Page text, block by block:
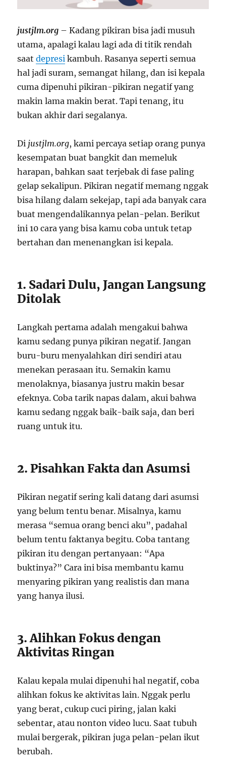
justjlm.org – Kadang pikiran bisa jadi musuh
utama, apalagi kalau lagi ada di titik rendah
saatdepresi kambuh. Rasanya seperti semua
hal jadi suram, semangat hilang, dan isi kepala
cuma dipenuhi pikiran-pikiran negatif yang
makin lama makin berat. Tapi tenang, itu
bukan akhir dari segalanya.
Di justjlm.org, kami percaya setiap orang punya
kesempatan buat bangkit dan memeluk
harapan, bahkan saat terjebak di fase paling
gelap sekalipun. Pikiran negatif memang nggak
bisa hilang dalam sekejap, tapi ada banyak cara
buat mengendalikannya pelan-pelan. Berikut
ini 10 cara yang bisa kamu coba untuk tetap
bertahan dan menenangkan isi kepala.
1. Sadari Dulu, Jangan Langsung
Ditolak
Langkah pertama adalah mengakui bahwa
kamu sedang punya pikiran negatif. Jangan
buru-buru menyalahkan diri sendiri atau
menekan perasaan itu. Semakin kamu
menolaknya, biasanya justru makin besar
efeknya. Coba tarik napas dalam, akui bahwa
kamu sedang nggak baik-baik saja, dan beri
ruang untuk itu.
2. Pisahkan Fakta dan Asumsi
Pikiran negatif sering kali datang dari asumsi
yang belum tentu benar. Misalnya, kamu
merasa “semua orang benci aku”, padahal
belum tentu faktanya begitu. Coba tantang
pikiran itu dengan pertanyaan: “Apa
buktinya?” Cara ini bisa membantu kamu
menyaring pikiran yang realistis dan mana
yang hanya ilusi.
3. Alihkan Fokus dengan
Aktivitas Ringan
Kalau kepala mulai dipenuhi hal negatif, coba
alihkan fokus ke aktivitas lain. Nggak perlu
yang berat, cukup cuci piring, jalan kaki
sebentar, atau nonton video lucu. Saat tubuh
mulai bergerak, pikiran juga pelan-pelan ikut
berubah.